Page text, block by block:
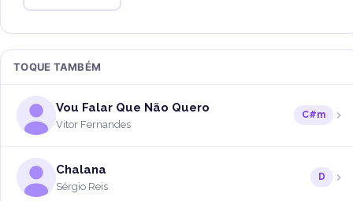
TOQUE TAMBÉM
Vou Falar Que Não Quero
Vitor Fernandes
C#m
Chalana
Sérgio Reis
D